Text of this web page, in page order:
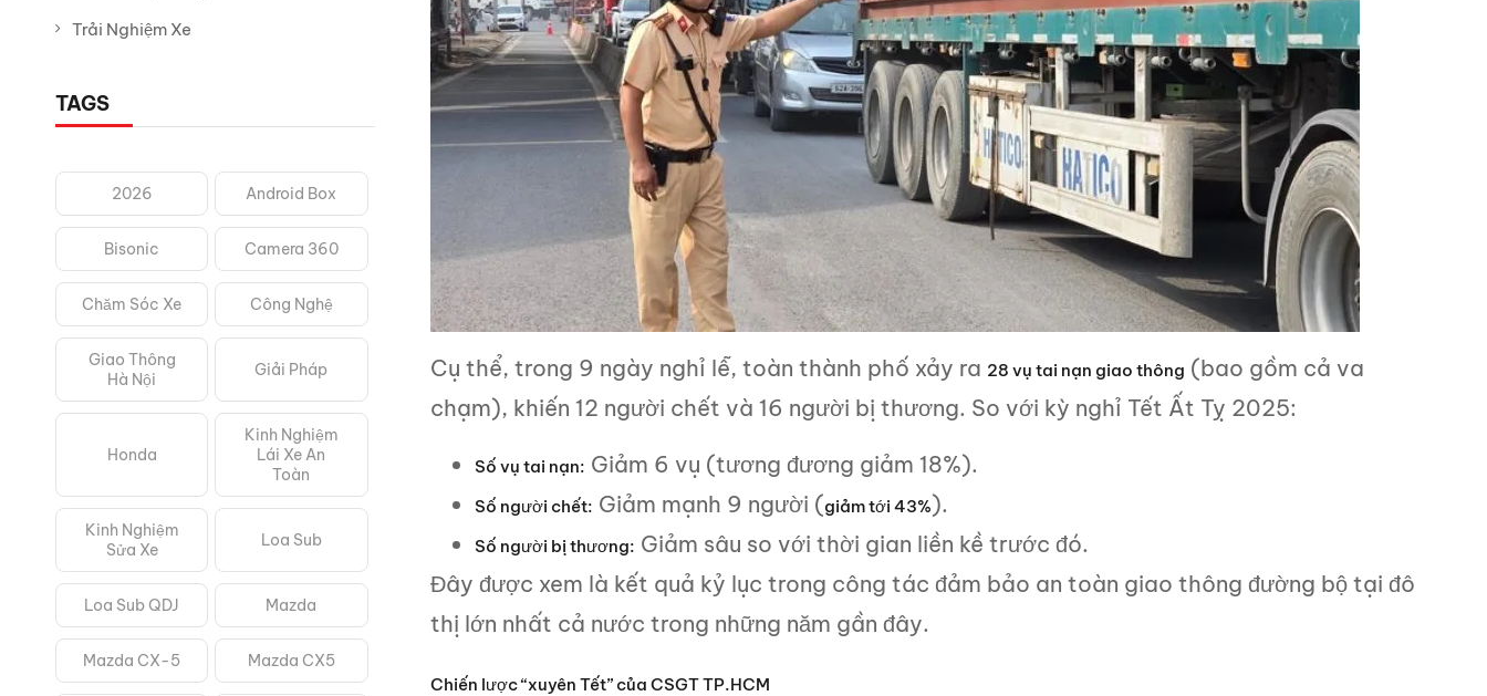
Trải Nghiệm Xe
TAGS
2026 Android Box
Bisonic Camera 360
Chăm Sóc Xe Công Nghệ
Giao Thông
Hà Nội
Giải Pháp
Honda
Kinh Nghiệm
Lái Xe An
Toàn
Kinh Nghiệm
Sửa Xe
Loa Sub
Loa Sub QDJ Mazda
Mazda CX-5 Mazda CX5
Cụ thể, trong 9 ngày nghỉ lễ, toàn thành phố xảy ra 28 vụ tai nạn giao thông (bao gồm cả va
chạm), khiến 12 người chết và 16 người bị thương. So với kỳ nghỉ Tết Ất Tỵ 2025:
Số vụ tai nạn: Giảm 6 vụ (tương đương giảm 18%).
Số người chết: Giảm mạnh 9 người (giảm tới 43%).
Số người bị thương: Giảm sâu so với thời gian liền kề trước đó.
Đây được xem là kết quả kỷ lục trong công tác đảm bảo an toàn giao thông đường bộ tại đô
thị lớn nhất cả nước trong những năm gần đây.
Chiến lược “xuyên Tết” của CSGT TP.HCM